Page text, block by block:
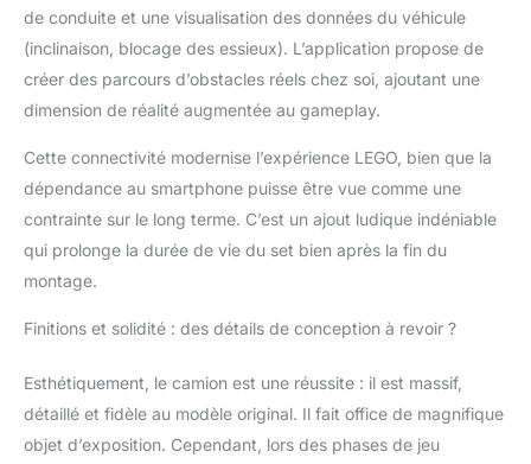
de conduite et une visualisation des données du véhicule
(inclinaison, blocage des essieux). L’application propose de
créer des parcours d’obstacles réels chez soi, ajoutant une
dimension de réalité augmentée au gameplay.
Cette connectivité modernise l’expérience LEGO, bien que la
dépendance au smartphone puisse être vue comme une
contrainte sur le long terme. C’est un ajout ludique indéniable
qui prolonge la durée de vie du set bien après la fin du
montage.
Finitions et solidité : des détails de conception à revoir ?
Esthétiquement, le camion est une réussite : il est massif,
détaillé et fidèle au modèle original. Il fait office de magnifique
objet d’exposition. Cependant, lors des phases de jeu